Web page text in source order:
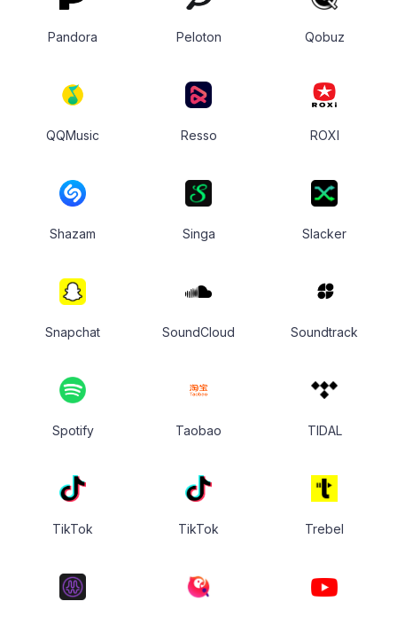
Pandora Peloton Qobuz
QQMusic Resso ROXI
Shazam Singa Slacker
Snapchat SoundCloud Soundtrack
Spotify Taobao TIDAL
TikTok TikTok Trebel